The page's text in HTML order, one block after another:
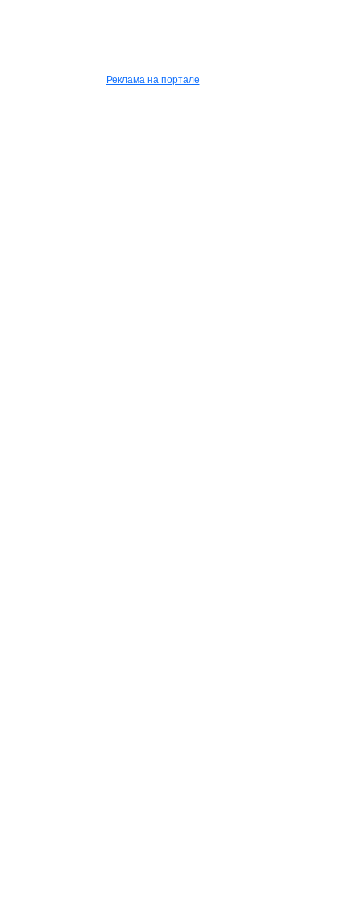
Реклама на портале